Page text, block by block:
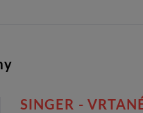
SINGER -